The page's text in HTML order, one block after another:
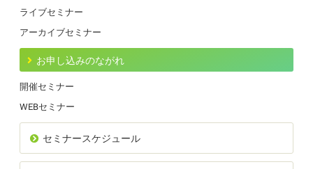
ライブセミナー
アーカイブセミナー
お申し込みのながれ
開催セミナー
WEBセミナー
セミナースケジュール